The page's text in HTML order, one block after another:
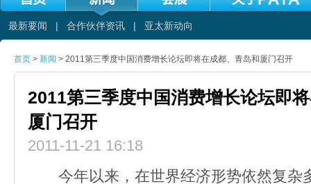
最新要闻 | 合作伙伴资讯 | 亚太新动向
首页 > 新闻 > 2011第三季度中国消费增长论坛即将在成都、青岛和厦门召开
2011第三季度中国消费增长论坛即
厦门召开
2011-11-21 16:18
今年以来，在世界经济形势依然复杂